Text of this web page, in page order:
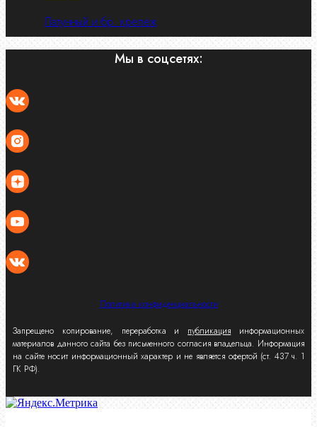
Латунный и бр. крепеж
Мы в соцсетях:
Политика конфиденциальности
Запрещено копирование, переработка и публикация информационных
материалов данного сайта без письменного согласия владельца. Информация
на сайте носит информационный характер и не является офертой (ст. 437 ч. 1
ГК РФ).